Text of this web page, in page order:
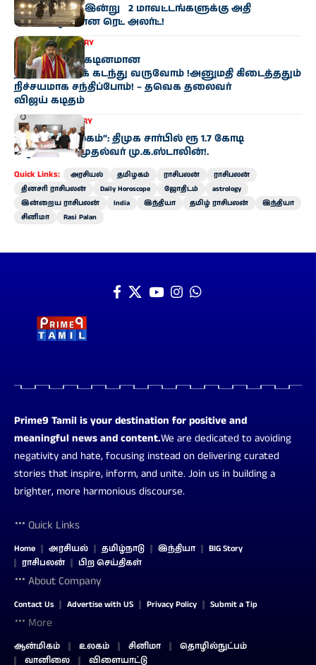
தமிழ்நாட்டில் இன்று 2 மாவட்டங்களுக்கு அதி
கனமழைக்கான ரெட் அலர்ட்!
அரசியல்BIG STORY
கரூர் துயரம்: கடினமான
தருணத்தைக் கடந்து வருவோம் !அனுமதி கிடைத்ததும்
நிச்சயமாக சந்திப்போம்! – தவெக தலைவர்
விஜய் கடிதம்
தமிழகம் BIG STORY
“பெரியார் உலகம்”: திமுக சார்பில் ரூ 1.7 கோடி
வழங்கினார் முதல்வர் மு.க.ஸ்டாலின்!.
Quick Links: அரசியல் தமிழகம் ராசிபலன்
ராசிபலன்
தினசரி ராசிபலன்
Daily Horoscope ஜோதிடம்
astrology
இன்றைய ராசிபலன்
India இந்தியா தமிழ் ராசிபலன்
இந்தியா
சினிமா
Rasi Palan
Prime9 Tamil is your destination for positive and
meaningful news and content.We are dedicated to avoiding
negativity and hate, focusing instead on delivering curated
stories that inspire, inform, and unite. Join us in building a
brighter, more harmonious discourse.
Quick Links
Home அரசியல் தமிழ்நாடு இந்தியா
BIG Story
ராசிபலன்
பிற செய்திகள்
About Company
Contact Us Advertise with US Privacy Policy Submit a Tip
More
ஆன்மிகம் உலகம் சினிமா
தொழில்நுட்பம்
வானிலை
விளையாட்டு